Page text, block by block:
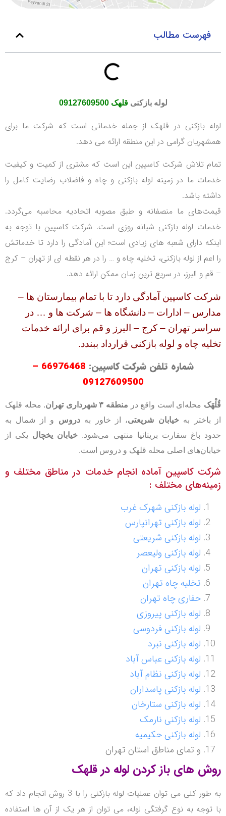
فهرست مطالب
لوله بازکنیقلهک 09127609500
لوله بازکنی در قلهک از جمله خدماتی است که شرکت ما برای
همشهریان گرامی در این منطقه ارائه می دهد.
تمام تلاش شرکت کاسپین این است که مشتری از کمیت و کیفیت
خدمات ما در زمینه لوله بازکنی و چاه و فاضلاب رضایت کامل را
داشته باشد.
قیمت‌های ما منصفانه و طبق مصوبه اتحادیه محاسبه می‌گردد.
خدمات لوله بازکنی شبانه روزی است. شرکت کاسپین با توجه به
اینکه دارای شعبه های زیادی است؛ این آمادگی را دارد تا خدماتش
را اعم از لوله بازکنی، تخلیه چاه و … را در هر نقطه ای از تهران – کرج
– قم و البرز، در سریع ترین زمان ممکن ارائه دهد.
شرکت کاسپین آمادگی دارد تا با تمام بیمارستان ها –
مدارس – ادارات – دانشگاه ها – شرکت ها و … در
سراسر تهران – کرج – البرز و قم برای ارائه خدمات
تخلیه چاه و لوله بازکنی قرارداد ببندد.
شماره تلفن شرکت کاسپین:
66976468 –
09127609500
قُلْهَک محله‌ای است واقع در منطقه ۳ شهرداری تهران
. محله قلهک
از باختر بهخیابان شریعتی، از خاور بهدروس و از شمال به
حدود باغ سفارت بریتانیا منتهی می‌شود. خیابان یخچال یکی از
خیابان‌های اصلی محله قلهک و دروس است.
شرکت کاسپین آماده انجام خدمات در مناطق مختلف و
زمینه‌های مختلف :
لوله بازکنی شهرک غرب
لوله بازکنی تهرانپارس
لوله بازکنی شریعتی
لوله بازکنی ولیعصر
لوله بازکنی تهران
تخلیه چاه تهران
حفاری چاه تهران
لوله بازکنی پیروزی
لوله بازکنی فردوسی
لوله بازکنی نبرد
لوله بازکنی عباس آباد
لوله بازکنی نظام آباد
لوله بازکنی پاسداران
لوله بازکنی ستارخان
لوله بازکنی نارمک
لوله بازکنی حکیمیه
و تمای مناطق استان تهران
روش های باز کردن لوله در قلهک
به طور کلی می توان عملیات لوله بازکنی را با 3 روش انجام داد که
با توجه به نوع گرفتگی لوله، می توان از هر یک از آن ها استفاده